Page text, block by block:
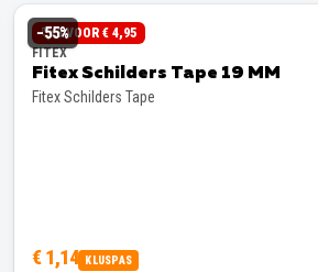
−55%
3 VOOR € 4,95
FITEX
Fitex Schilders Tape 19 MM
Fitex Schilders Tape
€ 1,14 KLUSPAS